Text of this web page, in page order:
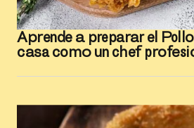
Aprende a preparar el
casa como un chef